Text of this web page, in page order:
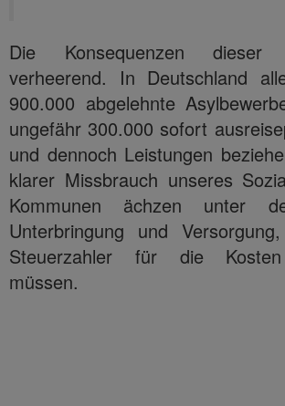
Die Konsequenzen
verheerend. In Deutschland
900.000 abgelehnte
ungefähr 300.000 sofort
und dennoch Leistungen
klarer Missbrauch unseres
Kommunen ächzen unter
Unterbringung und
Steuerzahler für die
müssen.